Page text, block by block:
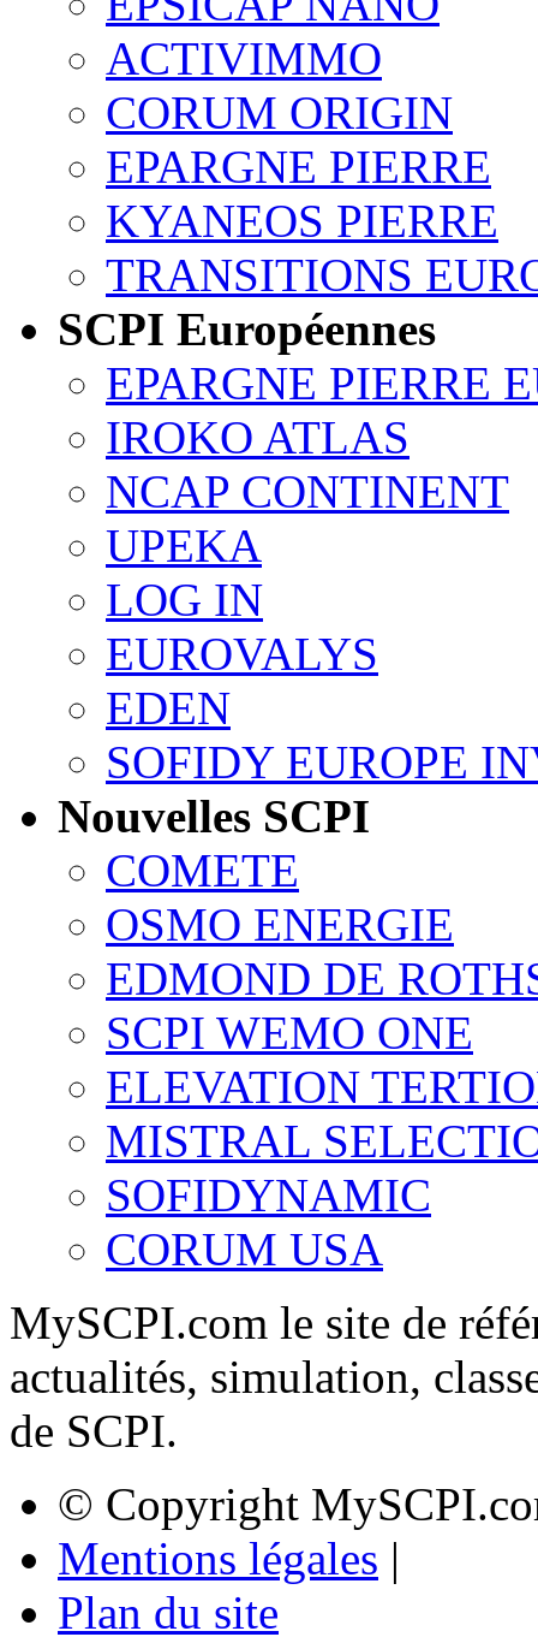
ACTIVIMMO
CORUM ORIGIN
EPARGNE PIERRE
KYANEOS PIERRE
TRANSITIONS
SCPI Européennes
EPARGNE PIERRE
IROKO ATLAS
NCAP CONTINENT
UPEKA
LOG IN
EUROVALYS
EDEN
SOFIDY EUROPE
Nouvelles SCPI
COMETE
OSMO ENERGIE
EDMOND DE
SCPI WEMO ONE
ELEVATION
MISTRAL
SOFIDYNAMIC
CORUM USA
MySCPI.com le site de
actualités, simulation,
de SCPI.
© Copyright
Mentions légales |
Plan du site